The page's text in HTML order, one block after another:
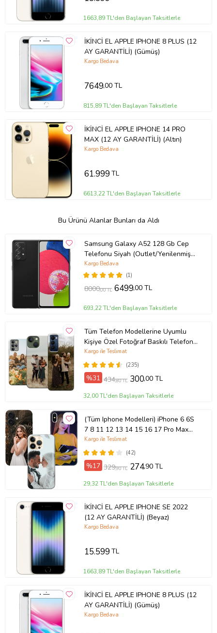
1663,89 TL'den Başlayan Taksitlerle
İKİNCİ EL APPLE IPHONE 8 PLUS (12
AY GARANTİLİ) (Gümüş)
Kargo Bedava
7649,00 TL
815,89 TL'den Başlayan Taksitlerle
İKİNCİ EL APPLE IPHONE 14 PRO
MAX (12 AY GARANTİLİ) (Altın)
Kargo Bedava
61.999TL
6613,22 TL'den Başlayan Taksitlerle
Bu Ürünü Alanlar Bunları da Aldı
Samsung Galaxy A52 128 Gb Cep
Telefonu Siyah (Outlet/Yenilenmiş-
ikinciel)
(1)
Kargo Bedava
8000,00 TL 6499,00 TL
693,22 TL'den Başlayan Taksitlerle
Tüm Telefon Modellerine Uyumlu
Kişiye Özel Fotoğraf Baskılı Telefon
Kılıfı
(235)
Kargo ile Teslimat
%31 434,80 TL 300,00 TL
32,00 TL'den Başlayan Taksitlerle
(Tüm Iphone Modelleri) iPhone 6 6S
7 8 11 12 13 14 15 16 17 Pro Max
Plus Mini Kişiye Özel Resimli
Fotoğraflı Kılıf(42)
Kargo ile Teslimat
%17 329,90 TL 274,90 TL
29,32 TL'den Başlayan Taksitlerle
İKİNCİ EL APPLE IPHONE SE 2022
(12 AY GARANTİLİ) (Beyaz)
Kargo Bedava
15.599TL
1663,89 TL'den Başlayan Taksitlerle
İKİNCİ EL APPLE IPHONE 8 PLUS (12
AY GARANTİLİ) (Gümüş)
Kargo Bedava